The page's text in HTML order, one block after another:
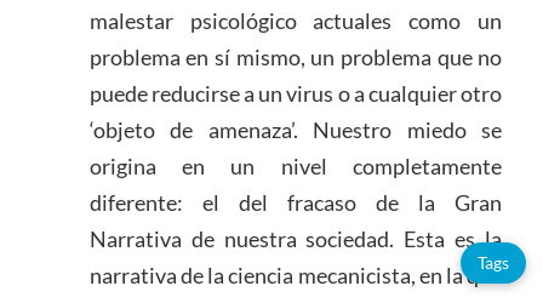
malestar psicológico actuales como un
problema en sí mismo, un problema que no
puede reducirse a un virus o a cualquier otro
‘objeto de amenaza’. Nuestro miedo se
origina en un nivel completamente
diferente: el del fracaso de la Gran
Narrativa de nuestra sociedad. Esta es la
narrativa de la ciencia mecanicista, en la que
Tags